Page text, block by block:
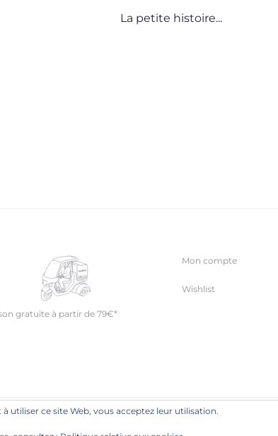
La petite histoire...
gratuite à partir de 79€*
Mon compte
Wishlist
utiliser ce site Web, vous acceptez leur utilisation.